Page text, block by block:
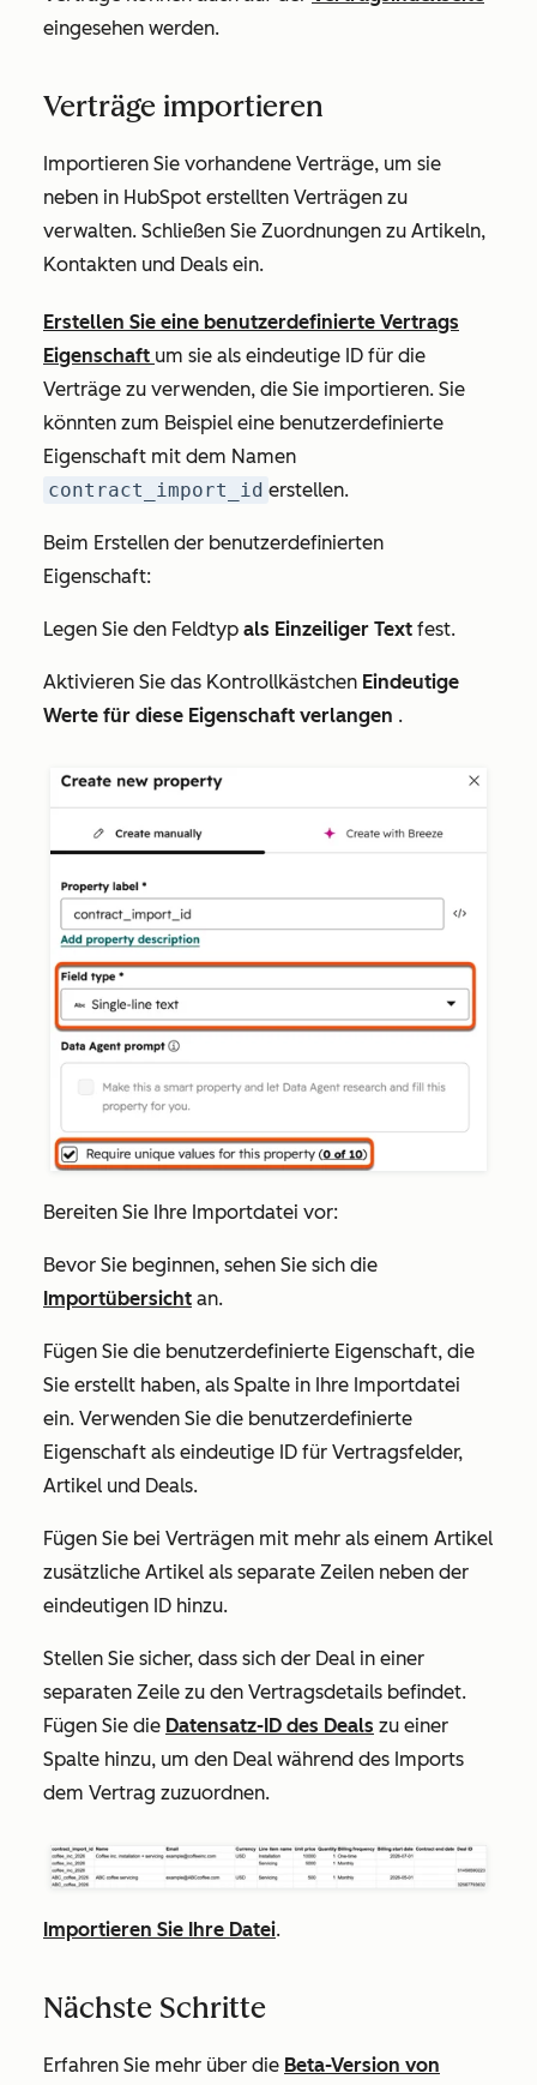
eingesehen werden.
Verträge importieren
Importieren Sie vorhandene Verträge, um sie
neben in HubSpot erstellten Verträgen zu
verwalten. Schließen Sie Zuordnungen zu Artikeln,
Kontakten und Deals ein.
Erstellen Sie eine benutzerdefinierte Vertrags
Eigenschaft um sie als eindeutige ID für die
Verträge zu verwenden, die Sie importieren. Sie
könnten zum Beispiel eine benutzerdefinierte
Eigenschaft mit dem Namen
contract_import_id erstellen.
Beim Erstellen der benutzerdefinierten
Eigenschaft:
Legen Sie den Feldtyp als Einzeiliger Text fest.
Aktivieren Sie das Kontrollkästchen Eindeutige
Werte für diese Eigenschaft verlangen .
Bereiten Sie Ihre Importdatei vor:
Bevor Sie beginnen, sehen Sie sich die
Importübersicht an.
Fügen Sie die benutzerdefinierte Eigenschaft, die
Sie erstellt haben, als Spalte in Ihre Importdatei
ein. Verwenden Sie die benutzerdefinierte
Eigenschaft als eindeutige ID für Vertragsfelder,
Artikel und Deals.
Fügen Sie bei Verträgen mit mehr als einem Artikel
zusätzliche Artikel als separate Zeilen neben der
eindeutigen ID hinzu.
Stellen Sie sicher, dass sich der Deal in einer
separaten Zeile zu den Vertragsdetails befindet.
Fügen Sie die Datensatz-ID des Deals zu einer
Spalte hinzu, um den Deal während des Imports
dem Vertrag zuzuordnen.
Importieren Sie Ihre Datei.
Nächste Schritte
Erfahren Sie mehr über die Beta-Version von